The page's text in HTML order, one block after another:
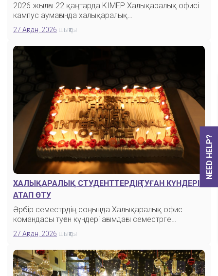
NEED HELP?
2026 жылғы 22 қаңтарда KIMEP Халықаралық офисі
кампус аумағында халықаралық…
27 Ақпан, 2026 шықты
ХАЛЫҚАРАЛЫҚ СТУДЕНТТЕРДІҢ ТУҒАН КҮНДЕРІН
АТАП ӨТУ
Әрбір семестрдің соңында Халықаралық офис
командасы туған күндері ағымдағы семестрге…
27 Ақпан, 2026 шықты